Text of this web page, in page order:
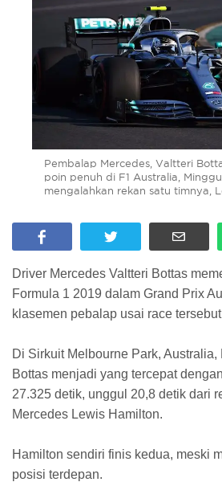
Pembalap Mercedes, Valtteri
poin penuh di F1 Australia,
mengalahkan rekan satu timnya,
Driver Mercedes Valtteri Bottas
Formula 1 2019 dalam Grand Prix
klasemen pebalap usai race
Di Sirkuit Melbourne Park, Australia,
Bottas menjadi yang tercepat
27.325 detik, unggul 20,8 detik dari
Mercedes Lewis Hamilton.
Hamilton sendiri finis kedua, meski
posisi terdepan.